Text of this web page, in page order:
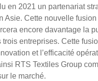
Avancée
en 2021 un partenariat
Asie. Cette nouvelle
encore davantage la
entreprises. Cette
et l’efficacité
RTS Textiles Group
le marché.